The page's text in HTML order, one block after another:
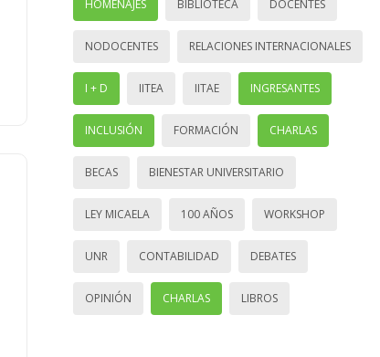
HOMENAJES BIBLIOTECA DOCENTES
NODOCENTES RELACIONES INTERNACIONALES
I + D IITEA IITAE INGRESANTES
INCLUSIÓN FORMACIÓN CHARLAS
BECAS BIENESTAR UNIVERSITARIO
LEY MICAELA 100 AÑOS WORKSHOP
UNR CONTABILIDAD DEBATES
OPINIÓN CHARLAS LIBROS